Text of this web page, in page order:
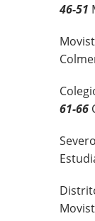
46-51
61-66